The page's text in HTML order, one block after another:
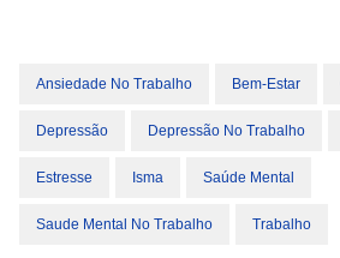
Ansiedade No Trabalho Bem-Estar
Depressão Depressão No Trabalho
Estresse Isma Saúde Mental
Saude Mental No Trabalho Trabalho